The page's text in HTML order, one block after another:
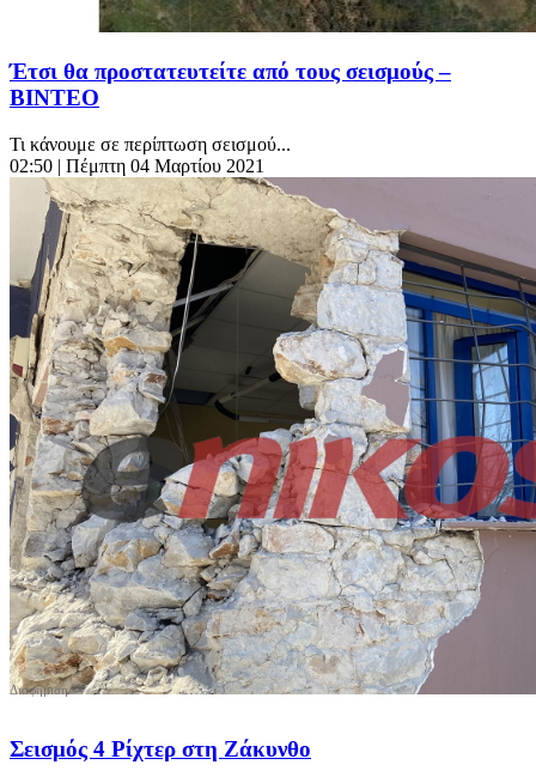
Έτσι θα προστατευτείτε από τους σεισμούς –
ΒΙΝΤΕΟ
Τι κάνουμε σε περίπτωση σεισμού...
02:50 | Πέμπτη 04 Μαρτίου 2021
Σεισμός 4 Ρίχτερ στη Ζάκυνθο